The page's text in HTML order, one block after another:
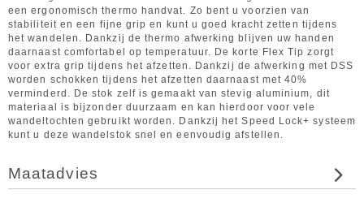
een ergonomisch thermo handvat. Zo bent u voorzien van
stabiliteit en een fijne grip en kunt u goed kracht zetten tijdens
het wandelen. Dankzij de thermo afwerking blijven uw handen
daarnaast comfortabel op temperatuur. De korte Flex Tip zorgt
voor extra grip tijdens het afzetten. Dankzij de afwerking met DSS
worden schokken tijdens het afzetten daarnaast met 40%
verminderd. De stok zelf is gemaakt van stevig aluminium, dit
materiaal is bijzonder duurzaam en kan hierdoor voor vele
wandeltochten gebruikt worden. Dankzij het Speed Lock+ systeem
kunt u deze wandelstok snel en eenvoudig afstellen.
Maatadvies